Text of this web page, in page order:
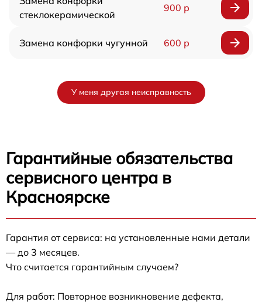
стеклокерамической
900 р
Замена конфорки чугунной 600 р
У меня другая неисправность
Гарантийные обязательства
сервисного центра в
Красноярске
Гарантия от сервиса: на установленные нами детали
— до 3 месяцев.
Что считается гарантийным случаем?
Для работ: Повторное возникновение дефекта,